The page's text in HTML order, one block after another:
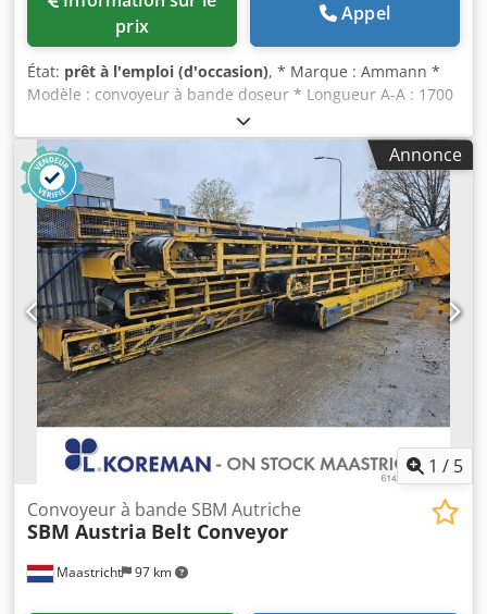
prix
Appel
État: prêt à l'emploi (d'occasion), * Marque : Ammann *
Modèle : convoyeur à bande doseur * Longueur A-A : 1700
mm Dkodpfx Aisywm I Ne Rsr * Largeur de bande : 650
mm * Entraînement : motoréducteur 1,5 kW * En stock : 6
pièces.
Annonce
1 / 5
Maastricht 97 km
Convoyeur à bande SBM Autriche
SBM Austria Belt Conveyor